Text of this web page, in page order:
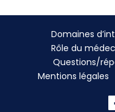
Domaines
Rôle du
Questions/
Mentions légales